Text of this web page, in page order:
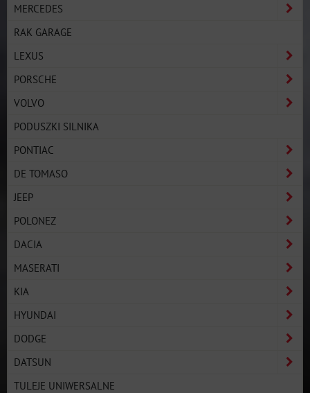
MERCEDES
RAK GARAGE
LEXUS
PORSCHE
VOLVO
PODUSZKI SILNIKA
PONTIAC
DE TOMASO
JEEP
POLONEZ
DACIA
MASERATI
KIA
HYUNDAI
DODGE
DATSUN
TULEJE UNIWERSALNE